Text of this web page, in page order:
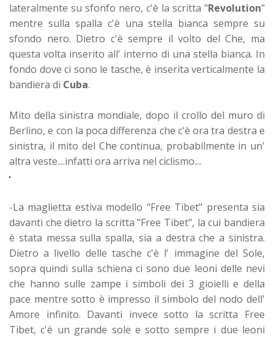
lateralmente su sfonfo nero, c'è la scritta "Revolution"
mentre sulla spalla c'è una stella bianca sempre su
sfondo nero. Dietro c'è sempre il volto del Che, ma
questa volta inserito all' interno di una stella bianca. In
fondo dove ci sono le tasche, è inserita verticalmente la
bandiera di Cuba.
Mito della sinistra mondiale, dopo il crollo del muro di
Berlino, e con la poca differenza che c'è ora tra destra e
sinistra, il mito del Che continua, probabilmente in un'
altra veste....infatti ora arriva nel ciclismo....
-La maglietta estiva modello "Free Tibet" presenta sia
davanti che dietro la scritta "Free Tibet", la cui bandiera
è stata messa sulla spalla, sia a destra che a sinistra.
Dietro a livello delle tasche c'è l' immagine del Sole,
sopra quindi sulla schiena ci sono due leoni delle nevi
che hanno sulle zampe i simboli dei 3 gioielli e della
pace mentre sotto è impresso il simbolo del nodo dell'
Amore infinito. Davanti invece sotto la scritta Free
Tibet, c'è un grande sole e sotto sempre i due leoni